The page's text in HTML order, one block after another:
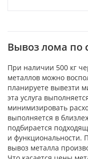
Вывоз лома по
При наличии 500 кг
металлов можно
планируете вывезти
эта услуга
минимизировать
выполняется в
подбирается
и функциональности.
вывоз металла